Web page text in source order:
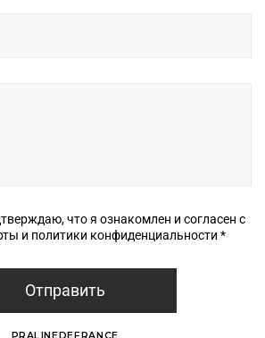
что я ознакомлен и согласен с
условиями оферты и политики конфиденциальности *
Отправить
PRALINEDEFRANCE